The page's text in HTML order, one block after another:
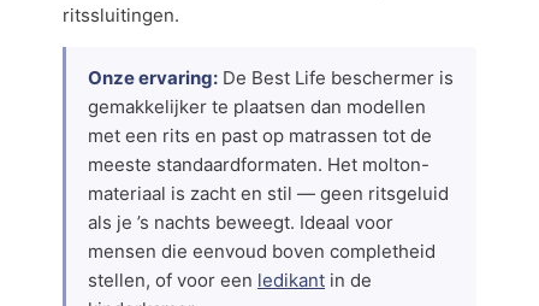
ritssluitingen.
Onze ervaring: De Best Life beschermer is
gemakkelijker te plaatsen dan modellen
met een rits en past op matrassen tot de
meeste standaardformaten. Het molton-
materiaal is zacht en stil — geen ritsgeluid
als je ’s nachts beweegt. Ideaal voor
mensen die eenvoud boven completheid
stellen, of voor een ledikant in de